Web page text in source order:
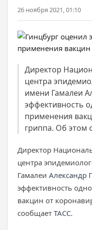
26 ноября 2021, 01:10
Директор
центра
имени Гамалеи
эффективность
применения
гриппа. Об этом
Директор
центра
Гамалеи Александр
эффективность
вакцин от
сообщает ТАСС.